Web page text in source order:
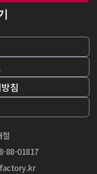
88-01817
침